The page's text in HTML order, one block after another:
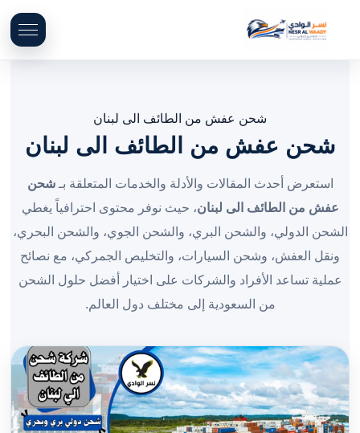
شحن عفش من الطائف الى لبنان
شحن عفش من الطائف الى لبنان
استعرض أحدث المقالات والأدلة والخدمات المتعلقة بـشحن
عفش من الطائف الى لبنان، حيث نوفر محتوى احترافياً يغطي
الشحن الدولي، والشحن البري، والشحن الجوي، والشحن البحري،
ونقل العفش، وشحن السيارات، والتخليص الجمركي، مع نصائح
عملية تساعد الأفراد والشركات على اختيار أفضل حلول الشحن
من السعودية إلى مختلف دول العالم.